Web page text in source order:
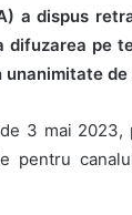
a dispus
pe
3 mai
pentru